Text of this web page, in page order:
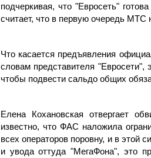
подчеркивая, что "Евросеть"
считает, что в первую очередь МТС
Что касается предъявления
словам представителя "Евросети",
чтобы подвести сальдо общих
Елена Кохановская отвергает
известно, что ФАС наложила
всех операторов поровну, и в этой
и увода оттуда "МегаФона", это